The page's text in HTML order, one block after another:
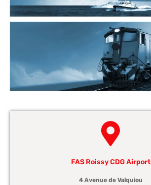
FAS Roissy CDG Airport
4 Avenue de Valquiou